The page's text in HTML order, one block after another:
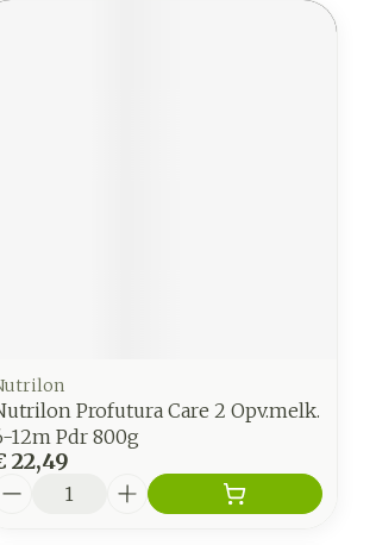
Profutura Care 2 Opv.melk.
12m Pdr 800g
22,49